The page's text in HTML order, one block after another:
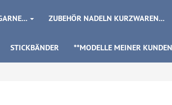
ZUBEHÖR NADELN KURZWAREN...
STICKBÄNDER **MODELLE MEINER